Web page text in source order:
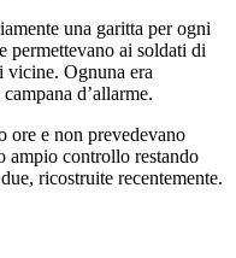
una garitta per ogni
permettevano ai soldati di
vicine. Ognuna era
d’allarme.
ore e non prevedevano
ampio controllo restando
ricostruite recentemente.